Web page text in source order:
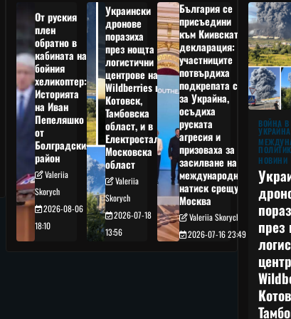
От руския
плен
обратно в
кабината на
бойния
хеликоптер:
Историята
на Иван
Пепеляшко
от
Болградския
район
Valeriia
Skorych
2026-08-06
18:10
Украински
дронове
поразиха
през нощта
логистични
центрове на
Wildberries в
Котовск,
Тамбовска
област, и в
Електростал,
Московска
област
Valeriia
Skorych
2026-07-18
13:56
България се
присъедини
към Киивската
декларация:
участниците
потвърдиха
подкрепата си
за Украйна,
осъдиха
руската
агресия и
призоваха за
засилване на
международния
натиск срещу
Москва
Valeriia Skorych
2026-07-16 23:49
ВОЙНА В
УКРАЙНА
НОВИНИ
през